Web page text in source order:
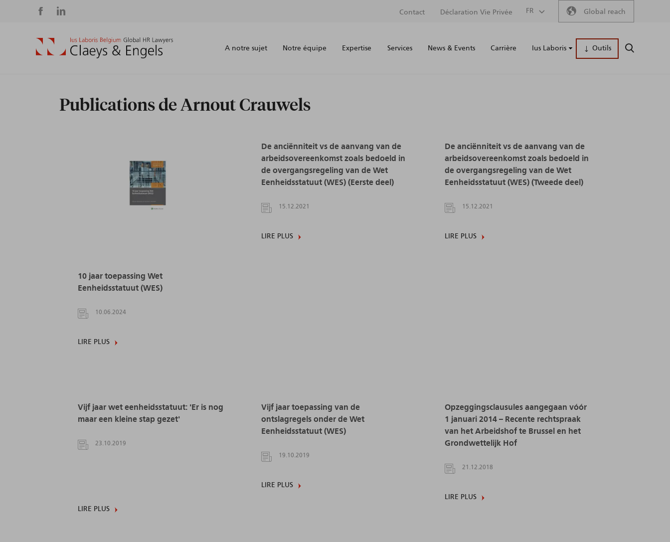
Social
media
Secondary
menu
Contact Déclaration Vie Privée FR Global reach
Main
A notre sujet Notre équipe Expertise Services News & Events Carrière Ius Laboris Outils
Publications de Arnout Crauwels
10 jaar toepassing Wet
Eenheidsstatuut (WES)
10.06.2024
LIRE PLUS
De anciënniteit vs de aanvang van de
arbeidsovereenkomst zoals bedoeld in
de overgangsregeling van de Wet
Eenheidsstatuut (WES) (Eerste deel)
15.12.2021
LIRE PLUS
De anciënniteit vs de aanvang van de
arbeidsovereenkomst zoals bedoeld in
de overgangsregeling van de Wet
Eenheidsstatuut (WES) (Tweede deel)
15.12.2021
LIRE PLUS
Vijf jaar wet eenheidsstatuut: 'Er is nog
maar een kleine stap gezet'
23.10.2019
LIRE PLUS
Vijf jaar toepassing van de
ontslagregels onder de Wet
Eenheidsstatuut (WES)
19.10.2019
LIRE PLUS
Opzeggingsclausules aangegaan vóór
1 januari 2014 – Recente rechtspraak
van het Arbeidshof te Brussel en het
Grondwettelijk Hof
21.12.2018
LIRE PLUS